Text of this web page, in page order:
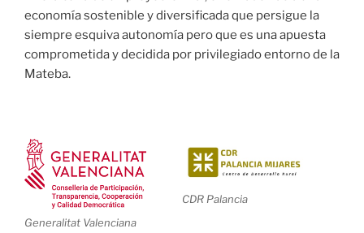
economía sostenible y diversificada que persigue la
siempre esquiva autonomía pero que es una apuesta
comprometida y decidida por privilegiado entorno de la
Mateba.
Generalitat Valenciana
CDR Palancia